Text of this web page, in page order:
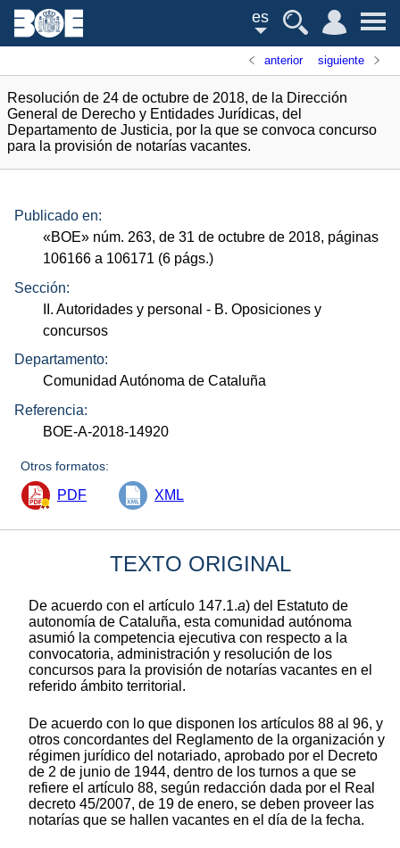
es
anterior siguiente
Resolución de 24 de octubre de 2018, de la Dirección
General de Derecho y Entidades Jurídicas, del
Departamento de Justicia, por la que se convoca concurso
para la provisión de notarías vacantes.
Publicado en:
«BOE» núm. 263, de 31 de octubre de 2018, páginas
106166 a 106171 (6 págs.)
Sección:
II. Autoridades y personal - B. Oposiciones y
concursos
Departamento:
Comunidad Autónoma de Cataluña
Referencia:
BOE-A-2018-14920
Otros formatos:
PDF XML
TEXTO ORIGINAL
De acuerdo con el artículo 147.1.a) del Estatuto de
autonomía de Cataluña, esta comunidad autónoma
asumió la competencia ejecutiva con respecto a la
convocatoria, administración y resolución de los
concursos para la provisión de notarías vacantes en el
referido ámbito territorial.
De acuerdo con lo que disponen los artículos 88 al 96, y
otros concordantes del Reglamento de la organización y
régimen jurídico del notariado, aprobado por el Decreto
de 2 de junio de 1944, dentro de los turnos a que se
refiere el artículo 88, según redacción dada por el Real
decreto 45/2007, de 19 de enero, se deben proveer las
notarías que se hallen vacantes en el día de la fecha.